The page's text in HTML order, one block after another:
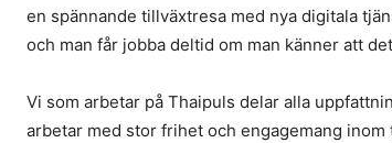
en spännande tillväxtresa med nya digitala
och man får jobba deltid om man känner att
Vi som arbetar på Thaipuls delar alla
arbetar med stor frihet och engagemang